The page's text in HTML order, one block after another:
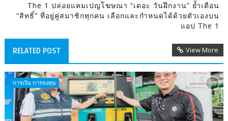
The 1 ปล่อยแคมเปญโฆษณา “เดอะ วันฝึกงาน” ย้ำเตือน
“สิทธิ์” ที่อยู่คู่สมาชิกทุกคน เลือกและกำหนดได้ด้วยตัวเองบน
แอป The 1
RELATED POST View More
การเงิน การลงทุน